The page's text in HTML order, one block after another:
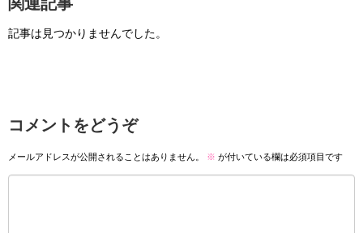
記事は見つかりませんでした。
コメントをどうぞ
メールアドレスが公開されることはありません。 ※ が付いている欄は必須項目です